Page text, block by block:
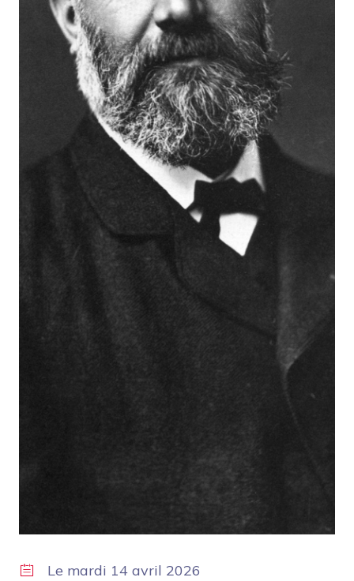
Le mardi 14 avril 2026